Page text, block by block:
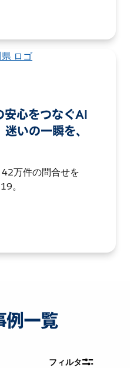
安心をつなぐAI
いの一瞬を、
万件の問合せを
。
例一覧
フィルタ